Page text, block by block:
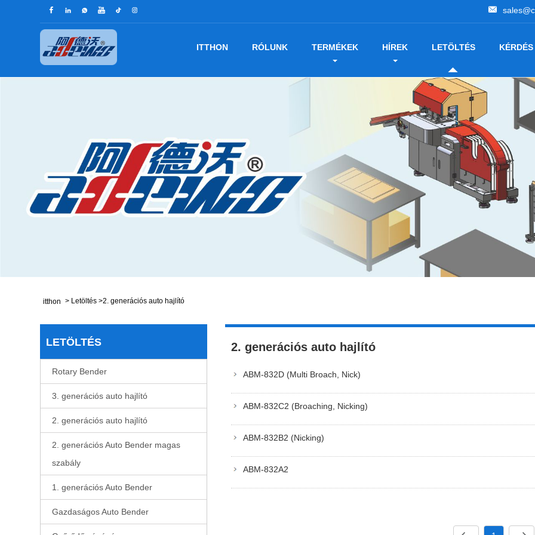
ITTHON RÓLUNK TERMÉKEK HÍREK LETÖLTÉS
itthon > Letöltés >2. generációs auto hajlító
LETÖLTÉS
Rotary Bender
3. generációs auto hajlító
2. generációs auto hajlító
2. generációs Auto Bender magas
szabály
1. generációs Auto Bender
Gazdaságos Auto Bender
2. generációs auto hajlító
ABM-832D (Multi Broach, Nick)
ABM-832C2 (Broaching, Nicking)
ABM-832B2 (Nicking)
ABM-832A2